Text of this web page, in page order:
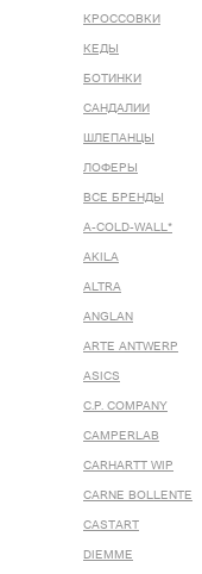
КРОССОВКИ
КЕДЫ
БОТИНКИ
САНДАЛИИ
ШЛЕПАНЦЫ
ЛОФЕРЫ
ВСЕ БРЕНДЫ
A-COLD-WALL*
AKILA
ALTRA
ANGLAN
ARTE ANTWERP
ASICS
C.P. COMPANY
CAMPERLAB
CARHARTT WIP
CARNE BOLLENTE
CASTART
DIEMME